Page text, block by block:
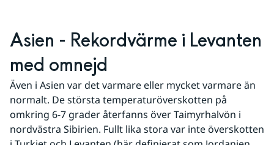
Asien - Rekordvärme i Levanten
med omnejd
Även i Asien var det varmare eller mycket varmare än
normalt. De största temperaturöverskotten på
omkring 6-7 grader återfanns över Taimyrhalvön i
nordvästra Sibirien. Fullt lika stora var inte överskotten